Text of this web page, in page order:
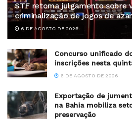
STF retoma julgamento sobre
criminalização de jogos de
6 DE AGOSTO DE 2026
Concurso unificado
inscrições nesta
6 DE AGOSTO DE 2026
Exportação de
na Bahia mobiliza
preservação